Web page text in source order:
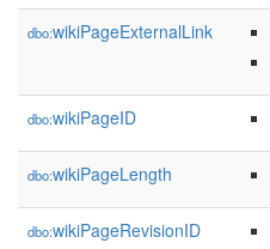
dbo:wikiPageExternalLink
dbo:wikiPageID
dbo:wikiPageLength
dbo:wikiPageRevisionID